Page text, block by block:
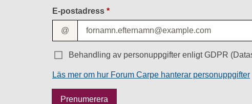
E-postadress
@
Behandling av personuppgifter enligt GDPR
Läs mer om hur Forum Carpe hanterar personuppgifter
Prenumerera